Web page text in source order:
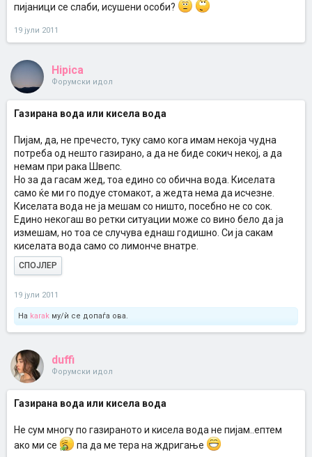
пијаници се слаби, исушени особи?
19 јули 2011
Hipica
Форумски идол
Газирана вода или кисела вода
Пијам, да, не пречесто, туку само кога имам некоја чудна
потреба од нешто газирано, а да не биде сокич некој, а да
немам при рака Швепс.
Но за да гасам жед, тоа едино со обична вода. Киселата
само ќе ми го подуе стомакот, а жедта нема да исчезне.
Киселата вода не ја мешам со ништо, посебно не со сок.
Едино некогаш во ретки ситуации може со вино бело да ја
измешам, но тоа се случува еднаш годишно. Си ја сакам
киселата вода само со лимонче внатре.
СПОЈЛЕР
19 јули 2011
На karak му/ѝ се допаѓа ова.
duffi
Форумски идол
Газирана вода или кисела вода
Не сум многу по газираното и кисела вода не пијам..ептем
ако ми се
па да ме тера на ждригање